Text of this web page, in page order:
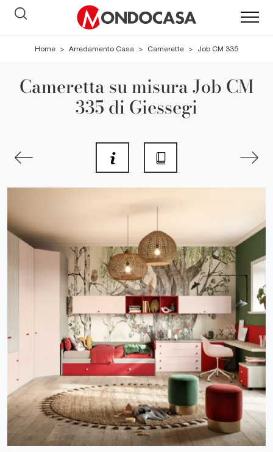
Home > Arredamento Casa > Camerette > Job CM 335
Cameretta su misura Job CM
335 di Giessegi